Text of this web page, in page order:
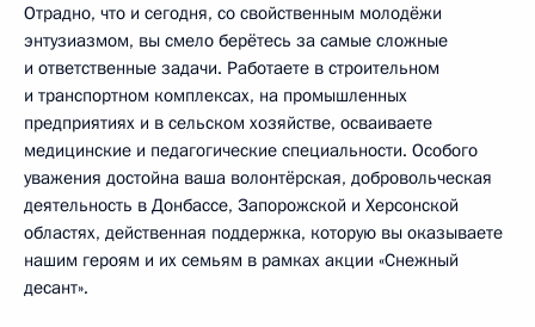
Отрадно, что и сегодня, со свойственным молодёжи
энтузиазмом, вы смело берётесь за самые сложные
и ответственные задачи. Работаете в строительном
и транспортном комплексах, на промышленных
предприятиях и в сельском хозяйстве, осваиваете
медицинские и педагогические специальности. Особого
уважения достойна ваша волонтёрская, добровольческая
деятельность в Донбассе, Запорожской и Херсонской
областях, действенная поддержка, которую вы оказываете
нашим героям и их семьям в рамках акции «Снежный
десант».